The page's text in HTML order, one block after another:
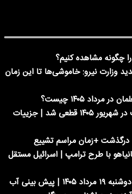
چگونه مشاهده کنیم؟
وزارت نیرو: خاموشی‌ها تا این زمان
۱۴۰۵ چیست؟
فوری؛ واریز سود سهام عدالت در شهریور ۱۴۰۵ قطعی شد | جزییات
+زمان مراسم تشییع
با طرح ترامپ | اسرائیل مستقل
وضعیت هوای فردا هرمزگان دوشنبه ۱۹ مرداد ۱۴۰۵ | پیش بینی آب